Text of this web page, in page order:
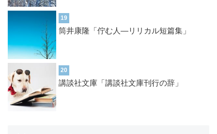
19
筒井康隆「佇む人―リリカル短篇集」
20
講談社文庫「講談社文庫刊行の辞」